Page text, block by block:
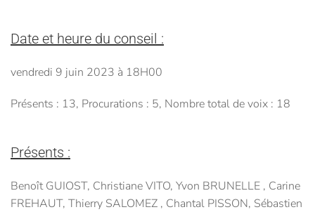
Date et heure du conseil :
vendredi 9 juin 2023 à 18H00
Présents : 13, Procurations : 5, Nombre total de voix : 18
Présents :
Benoît GUIOST, Christiane VITO, Yvon BRUNELLE , Carine
FREHAUT, Thierry SALOMEZ , Chantal PISSON, Sébastien